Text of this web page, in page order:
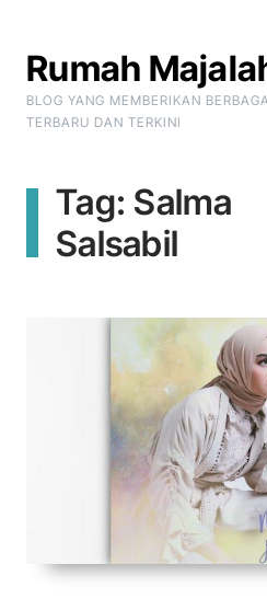
Rumah
BLOG YANG MEMBERIKAN
TERBARU DAN TERKINI
Tag: Salma
Salsabil